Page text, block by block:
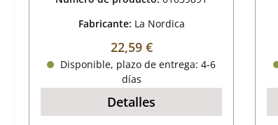
Fabricante: La Nordica
Precio normal:
22,59 €
Disponible, plazo de entrega: 4-6
días
Detalles